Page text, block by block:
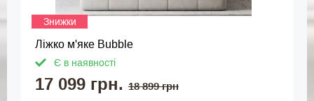
Знижки
Ліжко м'яке Bubble
Є в наявності
17 099 грн. 18 899 грн